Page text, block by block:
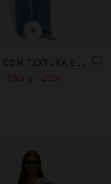
+
17,99 € 25%